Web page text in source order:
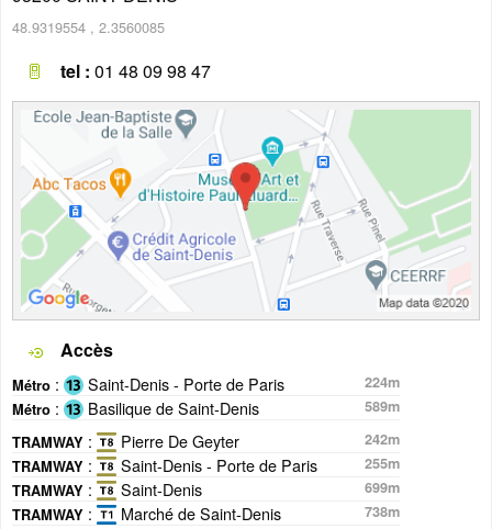
48.9319554 , 2.3560085
tel : 01 48 09 98 47
Accès
Métro : Saint-Denis - Porte de Paris
224m
Métro : Basilique de Saint-Denis
589m
TRAMWAY : Pierre De Geyter
242m
TRAMWAY : Saint-Denis - Porte de Paris
255m
TRAMWAY : Saint-Denis
699m
TRAMWAY : Marché de Saint-Denis 738m